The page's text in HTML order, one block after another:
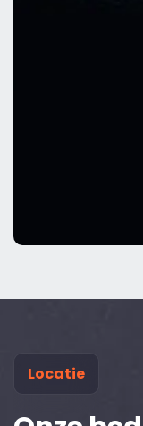
Locatie